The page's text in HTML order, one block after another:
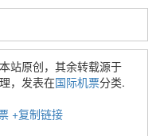
站原创，其余转载源于
，发表在国际机票分类.
+复制链接